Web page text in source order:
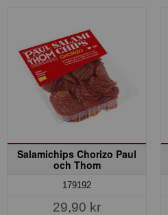
Salamichips Chorizo Paul
och Thom
179192
29,90 kr